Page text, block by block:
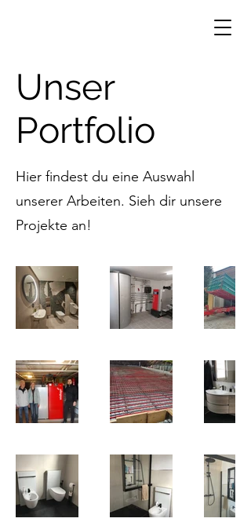
Unser
Portfolio
Hier findest du eine Auswahl
unserer Arbeiten. Sieh dir unsere
Projekte an!